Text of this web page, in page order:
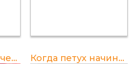
Дать петуха: значение, происхождение и интерпретация Когда петух начинает кукарекать: все, что нужно знать